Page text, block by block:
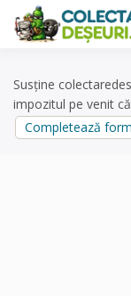
content
Susține
impozitul pe venit
Completează